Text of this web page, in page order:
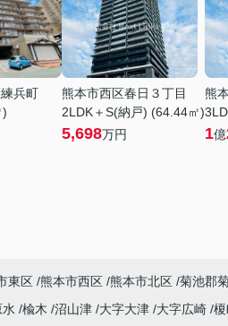
兵町
)
熊本市西区春日３丁目
2LDK＋S(納戸) (64.44㎡)
5,698万円
熊
1億
東区 熊本市西区 熊本市北区 菊池郡
楡木 沼山津 大字大津 大字広崎